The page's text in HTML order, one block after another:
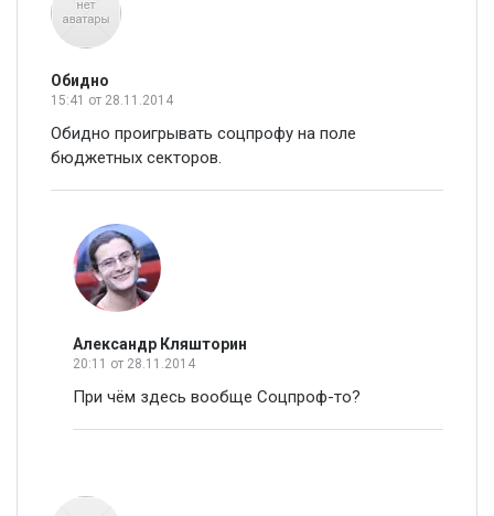
Обидно
15:41 от 28.11.2014
Обидно проигрывать соцпрофу на поле
бюджетных секторов.
Александр Кляшторин
20:11 от 28.11.2014
При чём здесь вообще Соцпроф-то?